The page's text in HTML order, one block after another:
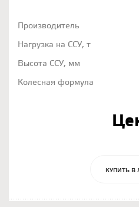
Производитель
Нагрузка на ССУ, т
Высота ССУ, мм
Колесная формула
КУПИТЬ В